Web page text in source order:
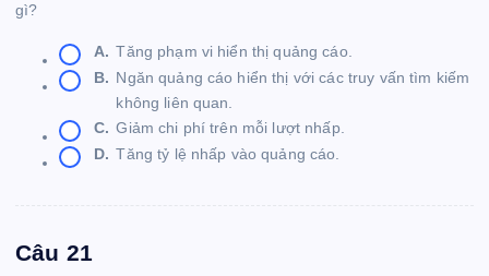
gì?
A. Tăng phạm vi hiển thị quảng cáo.
B. Ngăn quảng cáo hiển thị với các truy vấn tìm kiếm
không liên quan.
C. Giảm chi phí trên mỗi lượt nhấp.
D. Tăng tỷ lệ nhấp vào quảng cáo.
Câu 21